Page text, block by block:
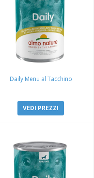
Daily Menu al Tacchino
VEDI PREZZI